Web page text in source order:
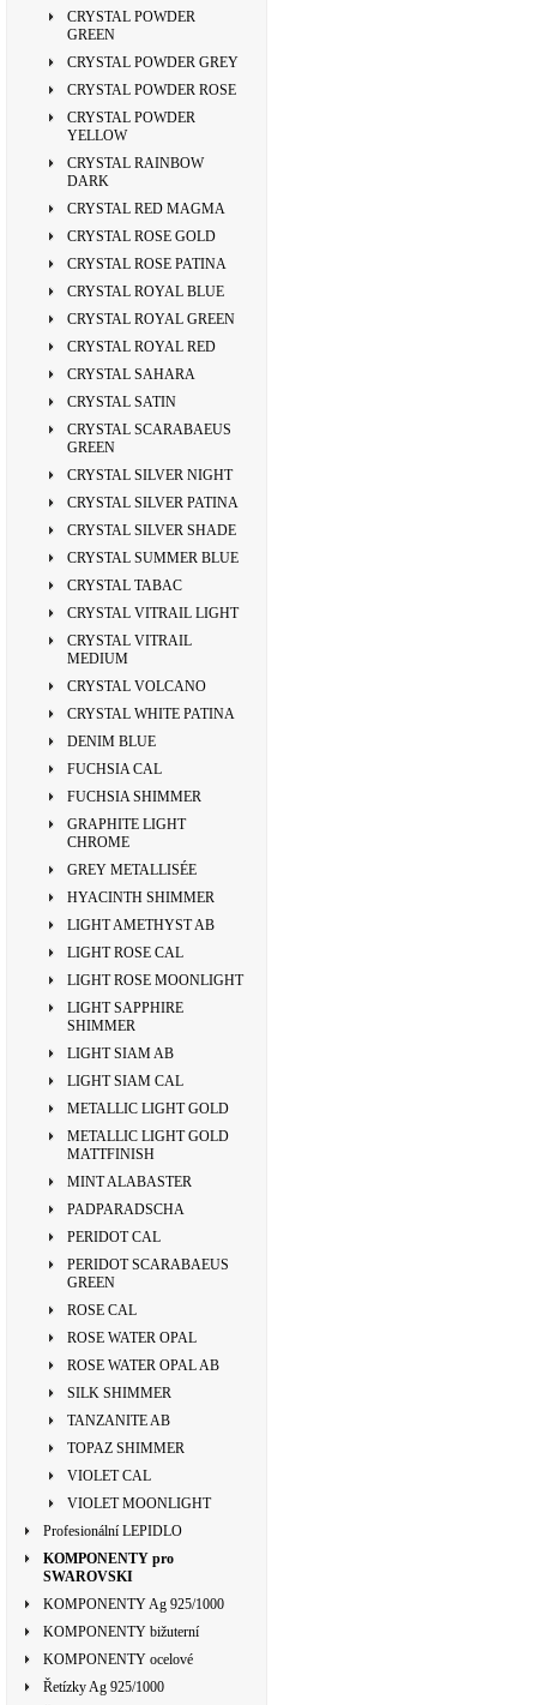
CRYSTAL POWDER
GREEN
CRYSTAL POWDER GREY
CRYSTAL POWDER ROSE
CRYSTAL POWDER
YELLOW
CRYSTAL RAINBOW
DARK
CRYSTAL RED MAGMA
CRYSTAL ROSE GOLD
CRYSTAL ROSE PATINA
CRYSTAL ROYAL BLUE
CRYSTAL ROYAL GREEN
CRYSTAL ROYAL RED
CRYSTAL SAHARA
CRYSTAL SATIN
CRYSTAL SCARABAEUS
GREEN
CRYSTAL SILVER NIGHT
CRYSTAL SILVER PATINA
CRYSTAL SILVER SHADE
CRYSTAL SUMMER BLUE
CRYSTAL TABAC
CRYSTAL VITRAIL LIGHT
CRYSTAL VITRAIL
MEDIUM
CRYSTAL VOLCANO
CRYSTAL WHITE PATINA
DENIM BLUE
FUCHSIA CAL
FUCHSIA SHIMMER
GRAPHITE LIGHT
CHROME
GREY METALLISÉE
HYACINTH SHIMMER
LIGHT AMETHYST AB
LIGHT ROSE CAL
LIGHT ROSE MOONLIGHT
LIGHT SAPPHIRE
SHIMMER
LIGHT SIAM AB
LIGHT SIAM CAL
METALLIC LIGHT GOLD
METALLIC LIGHT GOLD
MATTFINISH
MINT ALABASTER
PADPARADSCHA
PERIDOT CAL
PERIDOT SCARABAEUS
GREEN
ROSE CAL
ROSE WATER OPAL
ROSE WATER OPAL AB
SILK SHIMMER
TANZANITE AB
TOPAZ SHIMMER
VIOLET CAL
VIOLET MOONLIGHT
Profesionální LEPIDLO
KOMPONENTY pro
SWAROVSKI
KOMPONENTY Ag 925/1000
KOMPONENTY bižuterní
KOMPONENTY ocelové
Řetízky Ag 925/1000